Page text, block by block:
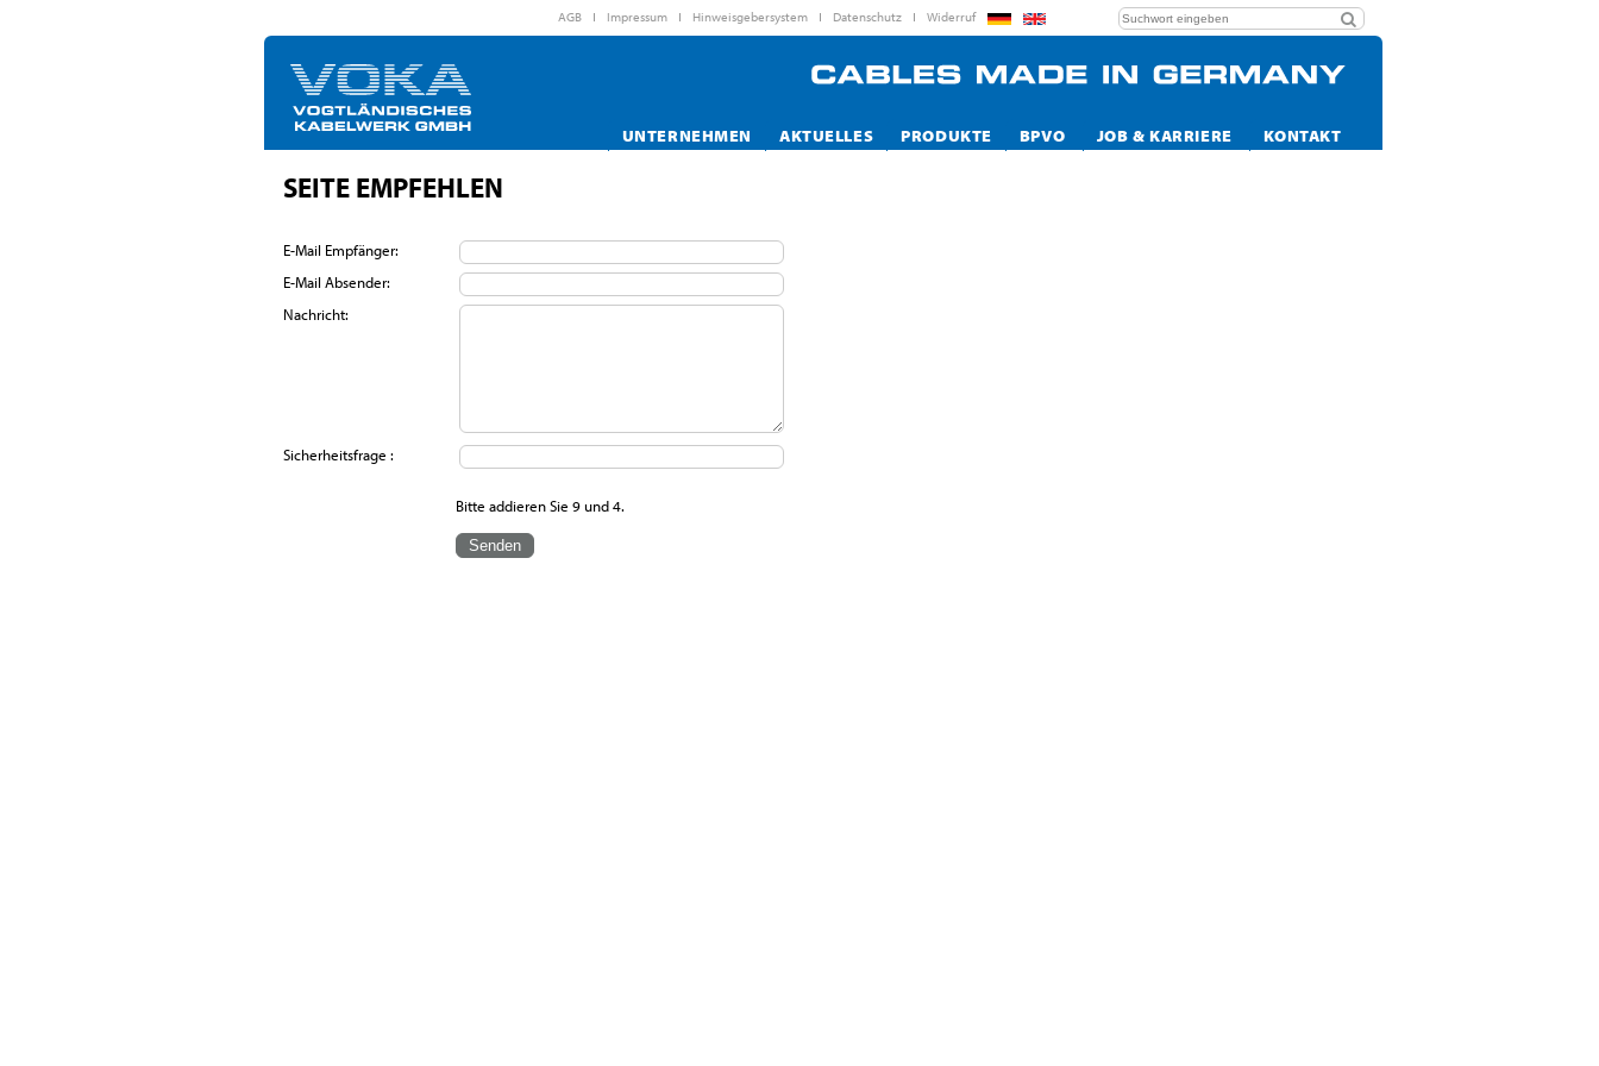
AGB Impressum Hinweisgebersystem Datenschutz Widerruf
UNTERNEHMEN AKTUELLES PRODUKTE BPVO JOB & KARRIERE KONTAKT
SEITE EMPFEHLEN
E-Mail Empfänger:
E-Mail Absender:
Nachricht:
Sicherheitsfrage :
Bitte addieren Sie 9 und 4.